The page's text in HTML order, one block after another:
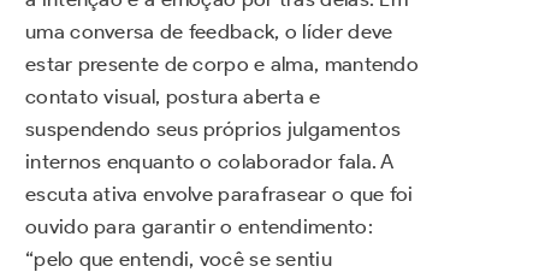
uma conversa de feedback, o líder deve
estar presente de corpo e alma, mantendo
contato visual, postura aberta e
suspendendo seus próprios julgamentos
internos enquanto o colaborador fala. A
escuta ativa envolve parafrasear o que foi
ouvido para garantir o entendimento:
“pelo que entendi, você se sentiu